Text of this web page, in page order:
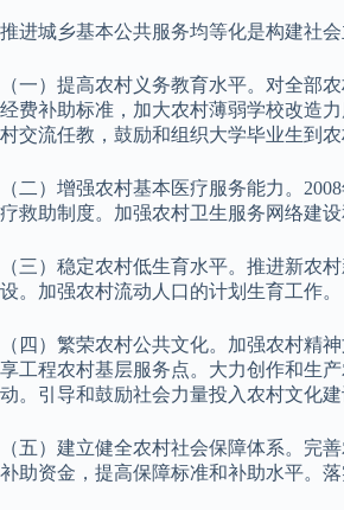
推进城乡基本公共服务均等化是构建社
（一）提高农村义务教育水平。对全部
经费补助标准，加大农村薄弱学校改造
村交流任教，鼓励和组织大学毕业生到农
（二）增强农村基本医疗服务能力。
疗救助制度。加强农村卫生服务网络建
（三）稳定农村低生育水平。推进新农
设。加强农村流动人口的计划生育工作。
（四）繁荣农村公共文化。加强农村精
享工程农村基层服务点。大力创作和生
动。引导和鼓励社会力量投入农村文化建
（五）建立健全农村社会保障体系。完
补助资金，提高保障标准和补助水平。